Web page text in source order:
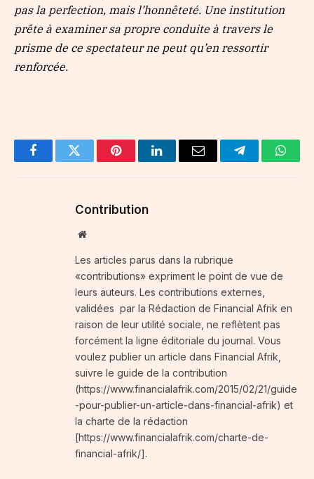
pas la perfection, mais l’honnêteté. Une institution
prête à examiner sa propre conduite à travers le
prisme de ce spectateur ne peut qu’en ressortir
renforcée.
FacebookTwitter PinterestLinkedInEmail Telegram
Contribution
Website
Les articles parus dans la rubrique
«contributions» expriment le point de vue de
leurs auteurs. Les contributions externes,
validées par la Rédaction de Financial Afrik en
raison de leur utilité sociale, ne reflètent pas
forcément la ligne éditoriale du journal. Vous
voulez publier un article dans Financial Afrik,
suivre le guide de la contribution
(https://www.financialafrik.com/2015/02/21/guide
-pour-publier-un-article-dans-financial-afrik) et
la charte de la rédaction
[https://www.financialafrik.com/charte-de-
financial-afrik/].